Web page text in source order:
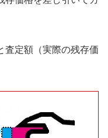
査定額（実際の残存価